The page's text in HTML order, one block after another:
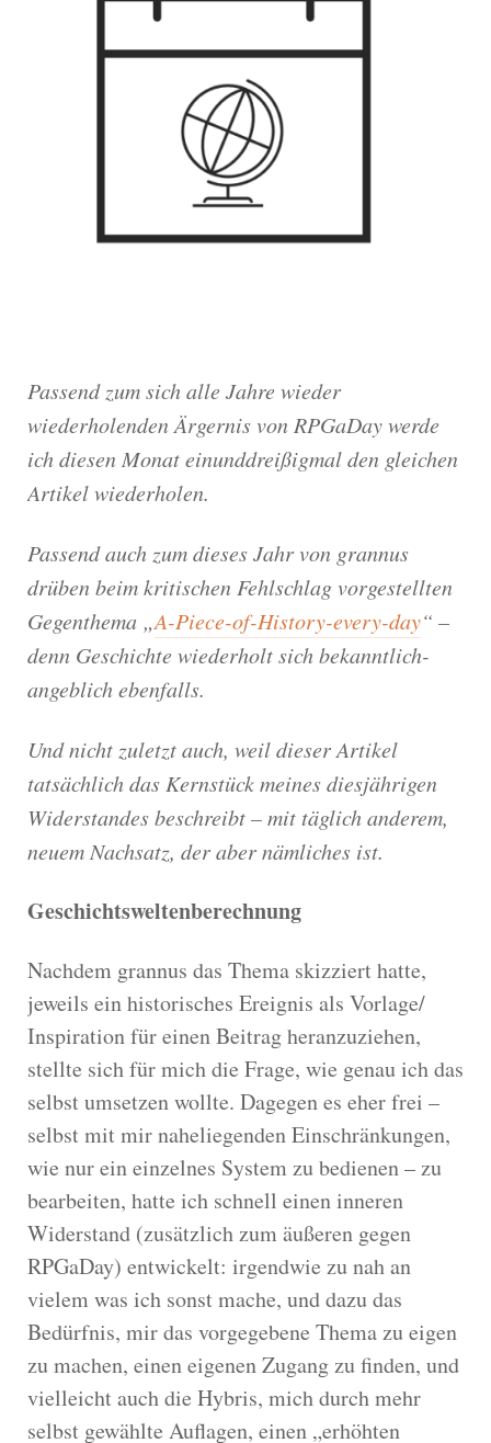
Passend zum sich alle Jahre wieder
wiederholenden Ärgernis von RPGaDay werde
ich diesen Monat einunddreißigmal den gleichen
Artikel wiederholen.
Passend auch zum dieses Jahr von grannus
drüben beim kritischen Fehlschlag vorgestellten
Gegenthema „A-Piece-of-History-every-day“ –
denn Geschichte wiederholt sich bekanntlich-
angeblich ebenfalls.
Und nicht zuletzt auch, weil dieser Artikel
tatsächlich das Kernstück meines diesjährigen
Widerstandes beschreibt – mit täglich anderem,
neuem Nachsatz, der aber nämliches ist.
Geschichtsweltenberechnung
Nachdem grannus das Thema skizziert hatte,
jeweils ein historisches Ereignis als Vorlage/
Inspiration für einen Beitrag heranzuziehen,
stellte sich für mich die Frage, wie genau ich das
selbst umsetzen wollte. Dagegen es eher frei –
selbst mit mir naheliegenden Einschränkungen,
wie nur ein einzelnes System zu bedienen – zu
bearbeiten, hatte ich schnell einen inneren
Widerstand (zusätzlich zum äußeren gegen
RPGaDay) entwickelt: irgendwie zu nah an
vielem was ich sonst mache, und dazu das
Bedürfnis, mir das vorgegebene Thema zu eigen
zu machen, einen eigenen Zugang zu finden, und
vielleicht auch die Hybris, mich durch mehr
selbst gewählte Auflagen, einen „erhöhten